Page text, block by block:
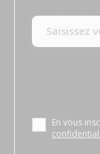
En vous